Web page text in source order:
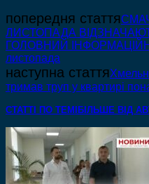
попередня стаття
ЛИСТОПАДА
ГОЛОВНИЙ
листопада
наступна стаття
тримав труп у квартирі
СТАТТІ ПО ТЕМІ БІЛЬШЕ ВІД